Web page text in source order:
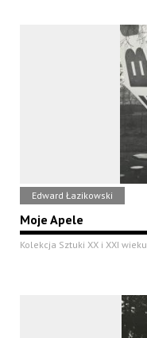
Edward Łazikowski
Moje Apele
Kolekcja Sztuki XX i XXI wieku